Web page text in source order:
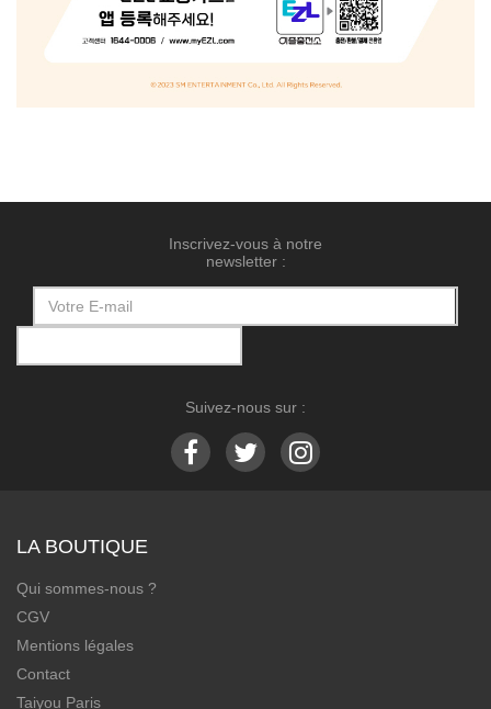
Inscrivez-vous à notre
newsletter :
Suivez-nous sur :
LA BOUTIQUE
Qui sommes-nous ?
CGV
Mentions légales
Contact
Taiyou Paris